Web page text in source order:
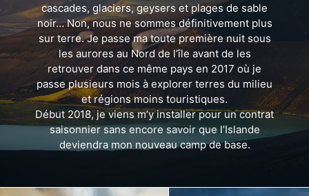
cascades, glaciers, geysers et plages de sable
noir… Non, nous ne sommes définitivement plus
sur terre. Je passe ma toute première nuit sous
les aurores au Nord de l’île avant de les
retrouver dans ce même pays en 2017 où je
passe plusieurs mois à explorer terres du milieu
et régions moins touristiques.
Début 2018, je viens m’y installer pour un contrat
saisonnier sans encore savoir que l’Islande
deviendra mon nouveau camp de base.